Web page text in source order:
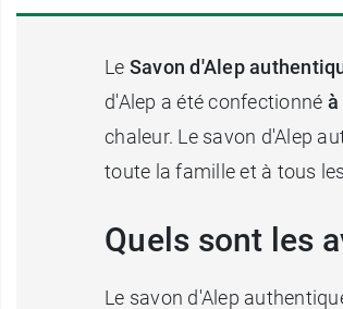
Le Savon d'Alep
d'Alep a été confectionné à
chaleur. Le savon d'Alep
toute la famille et à tous
Quels sont les
Le savon d'Alep